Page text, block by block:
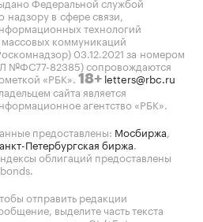
надзору в сфере связи,
технологий
коммуникаций
03.12.2021 за номером
№ФС77-82385) сопровождаются
«РБК». 18+ letters@rbc.ru
сайта является
агентство «РБК».
предоставлены: Мосбиржа,
Петербургская биржа.
облигаций предоставлены
отправить редакции
выделите часть текста